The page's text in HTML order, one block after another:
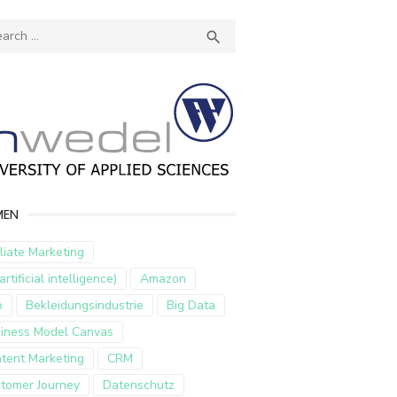

Marketing
intelligence)
Amazon
Bekleidungsindustrie
Big Data
Model Canvas
Marketing
CRM
Journey
Datenschutz